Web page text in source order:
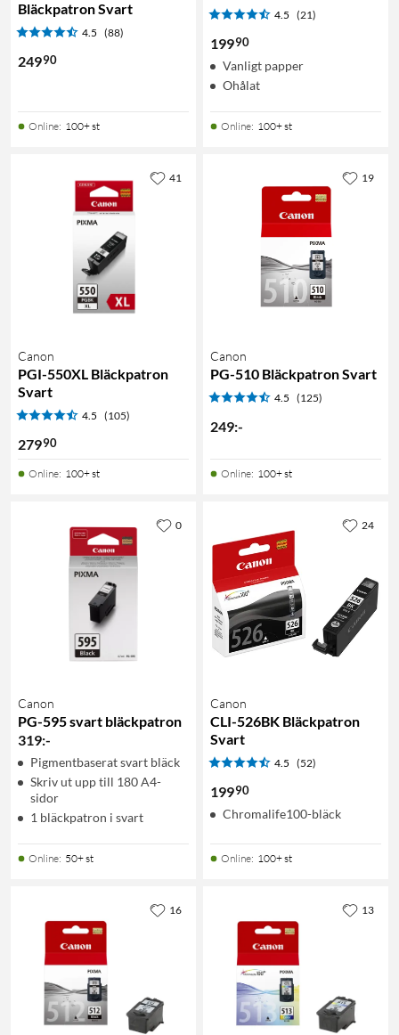
Bläckpatron Svart
4.5 (88)
24990
Online: 100+ st
4.5 (21)
19990
Vanligt papper
Ohålat
Online: 100+ st
Canon
PGI-550XL Bläckpatron
Svart
4.5 (105)
27990
Online: 100+ st
41
Canon
PG-510 Bläckpatron Svart
4.5 (125)
249:-
Online: 100+ st
19
Canon
PG-595 svart bläckpatron
319:-
Pigmentbaserat svart bläck
Skriv ut upp till 180 A4-
sidor
1 bläckpatron i svart
Online: 50+ st
0
Canon
CLI-526BK Bläckpatron
Svart
4.5 (52)
19990
Chromalife100-bläck
Online: 100+ st
24
16 13